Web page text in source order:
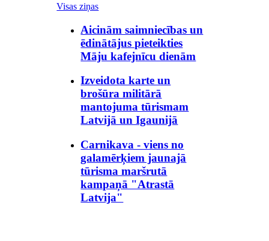
Visas ziņas
Aicinām saimniecības un
ēdinātājus pieteikties
Māju kafejnīcu dienām
Izveidota karte un
brošūra militārā
mantojuma tūrismam
Latvijā un Igaunijā
Carnikava - viens no
galamērķiem jaunajā
tūrisma maršrutā
kampaņā "Atrastā
Latvija"